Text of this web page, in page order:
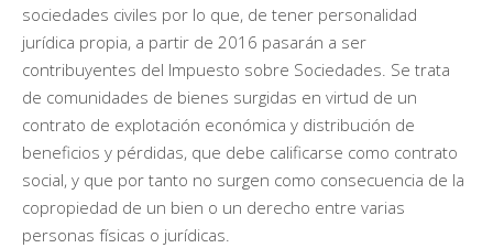
sociedades civiles por lo que, de tener personalidad
jurídica propia, a partir de 2016 pasarán a ser
contribuyentes del Impuesto sobre Sociedades. Se trata
de comunidades de bienes surgidas en virtud de un
contrato de explotación económica y distribución de
beneficios y pérdidas, que debe calificarse como contrato
social, y que por tanto no surgen como consecuencia de la
copropiedad de un bien o un derecho entre varias
personas físicas o jurídicas.